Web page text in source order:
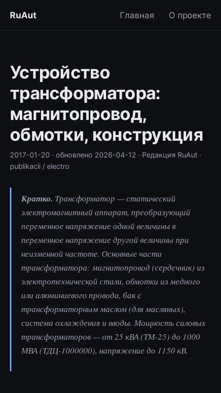
RuAut Главная О проекте
Устройство
трансформатора:
магнитопровод,
обмотки, конструкция
2017-01-20 · обновлено 2026-04-12 · Редакция RuAut ·
publikacii / electro
Кратко. Трансформатор — статический
электромагнитный аппарат, преобразующий
переменное напряжение одной величины в
переменное напряжение другой величины при
неизменной частоте. Основные части
трансформатора: магнитопровод (сердечник) из
электротехнической стали, обмотки из медного
или алюминиевого провода, бак с
трансформаторным маслом (для масляных),
система охлаждения и вводы. Мощность силовых
трансформаторов — от 25 кВА (ТМ-25) до 1000
МВА (ТДЦ-1000000), напряжение до 1150 кВ.